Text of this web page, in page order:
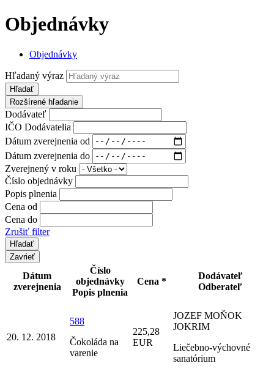
Objednávky
Objednávky
Hľadaný výraz
Hľadať
Rozšírené hľadanie
Dodávateľ
IČO Dodávatelia
Dátum zverejnenia od
Dátum zverejnenia do
Zverejnený v roku
Číslo objednávky
Popis plnenia
Cena od
Cena do
Zrušiť filter
Zavrieť
Dátum
zverejnenia
Číslo
objednávky
Popis plnenia
Cena *
Dodávateľ
Odberateľ
20. 12. 2018
588
Čokoláda na
varenie
225,28
EUR
JOZEF MOŇOK
JOKRIM
Liečebno-výchovné
sanatórium